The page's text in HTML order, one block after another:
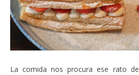
La comida nos procura ese rato